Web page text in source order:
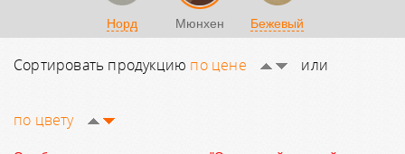
Норд Мюнхен Бежевый
Сортировать продукцию по цене или
по цвету